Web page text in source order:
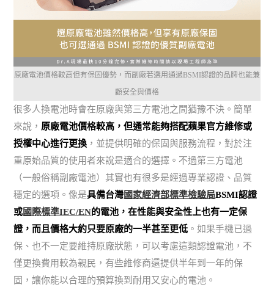
原廠電池價格較高但有保固優勢，而副廠若選用通過BSMI認證的品牌也能兼
顧安全與價格
很多人換電池時會在原廠與第三方電池之間猶豫不決。簡單
來說， 原廠電池價格較高，但通常能夠搭配蘋果官方維修或
授權中心進行更換 ，並提供明確的保固與服務流程，對於注
重原始品質的使用者來說是適合的選擇。不過第三方電池
（一般俗稱副廠電池）其實也有很多是經過專業認證、品質
穩定的選項。像是具備台灣國家經濟部標準檢驗局BSMI認證
或國際標準IEC/EN的電池，在性能與安全性上也有一定保
證，而且價格大約只要原廠的一半甚至更低 。如果手機已過
保、也不一定要維持原廠狀態，可以考慮這類認證電池，不
僅更換費用較為親民，有些維修商還提供半年到一年的保
固，讓你能以合理的預算換到耐用又安心的電池。